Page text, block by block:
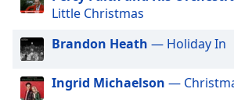
Track
in-
Picture
Little Christmas
Brandon Heath — Holiday In
Ingrid Michaelson —